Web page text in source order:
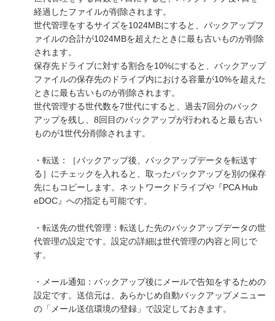
経過したファイルが削除されます。
世代管理をするサイズを1024MBにすると、バックアップフ
ァイルの合計が1024MBを超えたときに最も古いものが削除
されます。
保存先ドライブに対する割合を10%にすると、バックアップ
ファイルの保存先のドライブ内における容量が10%を超えた
ときに最も古いものが削除されます。
世代管理する世代数を7世代にすると、過去7回分のバック
アップを残し、8回目のバックアップが行われると最も古い
ものが1世代分削除されます。
・転送：［バックアップ後、バックアップデータを転送す
る］にチェックを入れると、取ったバックアップを別の保存
先にもコピーします。ネットワークドライブや『PCA Hub
eDOC』への指定も可能です。
・転送先の世代管理：転送した先のバックアップデータの世
代管理の設定です。設定の詳細は世代管理の内容と同じで
す。
・メール通知：バックアップ後にメールで告知をするための
設定です。送信元は、あらかじめ自動バックアップメニュー
の「メール送信環境の登録」で設定しておきます。